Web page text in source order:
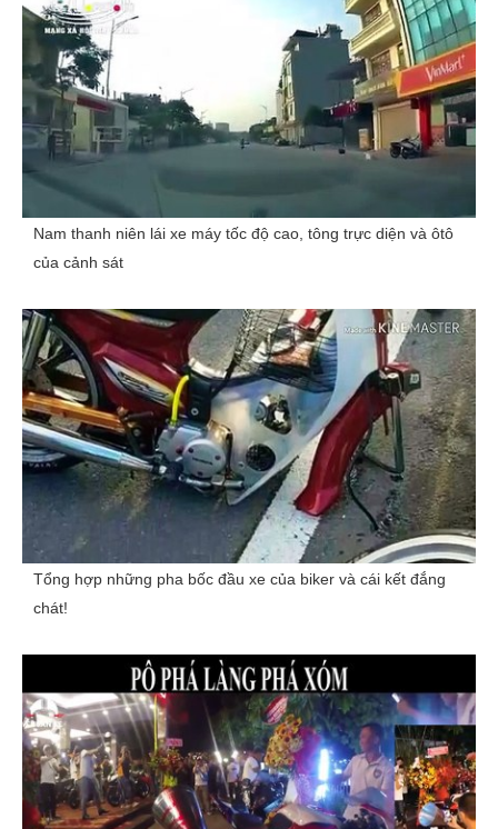
Nam thanh niên lái xe máy tốc độ cao, tông trực diện và ôtô
của cảnh sát
Tổng hợp những pha bốc đầu xe của biker và cái kết đắng
chát!